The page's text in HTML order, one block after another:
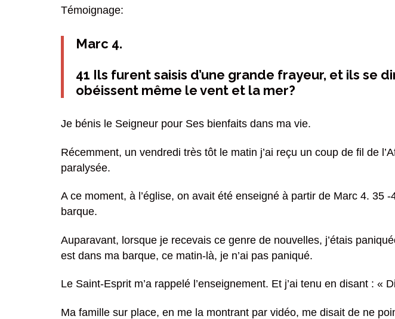
Témoignage:
Marc 4.
41 Ils furent saisis d’une grande frayeur, et ils se
obéissent même le vent et la mer?
Je bénis le Seigneur pour Ses bienfaits dans ma vie.
Récemment, un vendredi très tôt le matin j’ai reçu un coup de fil de
paralysée.
A ce moment, à l’église, on avait été enseigné à partir de Marc 4.
barque.
Auparavant, lorsque je recevais ce genre de nouvelles, j’étais
est dans ma barque, ce matin-là, je n’ai pas paniqué.
Le Saint-Esprit m’a rappelé l’enseignement. Et j’ai tenu en disant :
Ma famille sur place, en me la montrant par vidéo, me disait de ne